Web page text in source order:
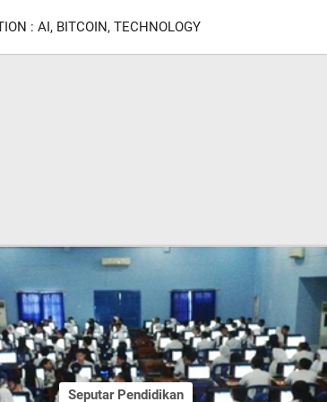
: AI, BITCOIN, TECHNOLOGY
Seputar Pendidikan